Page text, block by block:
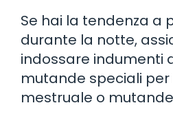
Se hai la tendenza a
durante la notte,
indossare indumenti
mutande speciali per
mestruale o